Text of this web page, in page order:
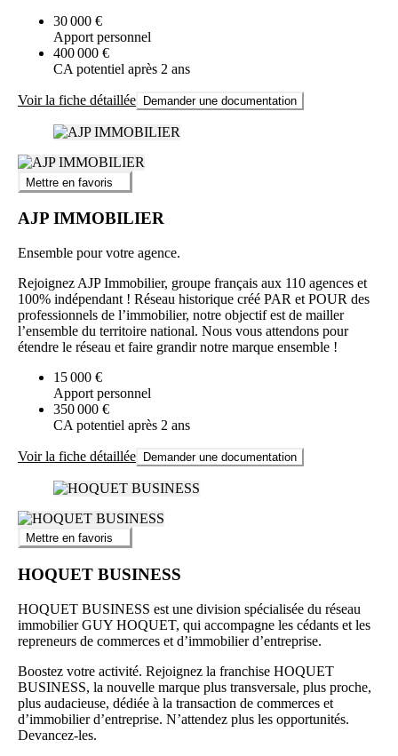
30 000 €
Apport personnel
400 000 €
CA potentiel après 2 ans
Voir la fiche détaillée Demander une documentation
Mettre en favoris
AJP IMMOBILIER
Ensemble pour votre agence.
Rejoignez AJP Immobilier, groupe français aux 110 agences et
100% indépendant ! Réseau historique créé PAR et POUR des
professionnels de l’immobilier, notre objectif est de mailler
l’ensemble du territoire national. Nous vous attendons pour
étendre le réseau et faire grandir notre marque ensemble !
15 000 €
Apport personnel
350 000 €
CA potentiel après 2 ans
Voir la fiche détaillée Demander une documentation
Mettre en favoris
HOQUET BUSINESS
HOQUET BUSINESS est une division spécialisée du réseau
immobilier GUY HOQUET, qui accompagne les cédants et les
repreneurs de commerces et d’immobilier d’entreprise.
Boostez votre activité. Rejoignez la franchise HOQUET
BUSINESS, la nouvelle marque plus transversale, plus proche,
plus audacieuse, dédiée à la transaction de commerces et
d’immobilier d’entreprise. N’attendez plus les opportunités.
Devancez-les.